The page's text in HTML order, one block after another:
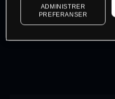
Log in
ADMINISTRER
PREFERANSER